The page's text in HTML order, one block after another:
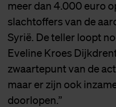
meer dan 4.000 euro
slachtoffers van de
Syrië. De teller loopt
Eveline Kroes
zwaartepunt van de
maar er zijn ook
doorlopen.”